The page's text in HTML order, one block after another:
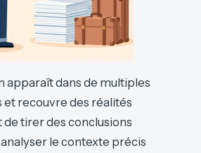
apparaît dans de multiples
recouvre des réalités
de tirer des conclusions
le contexte précis